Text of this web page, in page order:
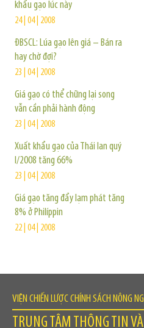
khẩu gạo lúc này
24 | 04 | 2008
ĐBSCL: Lúa gạo lên giá – Bán ra
hay chờ đợi?
23 | 04 | 2008
Giá gạo có thể chững lại song
vẫn cần phải hành động
23 | 04 | 2008
Xuất khẩu gạo của Thái lan quý
I/2008 tăng 66%
23 | 04 | 2008
Giá gạo tăng đẩy lạm phát tăng
8% ở Philíppin
22 | 04 | 2008
VIỆN CHIẾN LƯỢC CHÍNH SÁCH NÔNG
TRUNG TÂM THÔNG TIN